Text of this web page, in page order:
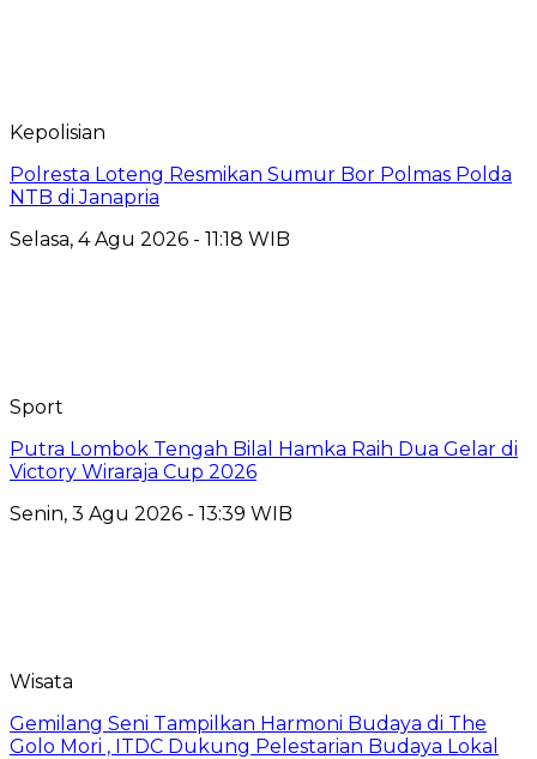
Kepolisian
Polresta Loteng Resmikan Sumur Bor Polmas Polda
NTB di Janapria
Selasa, 4 Agu 2026 - 11:18 WIB
Sport
Putra Lombok Tengah Bilal Hamka Raih Dua Gelar di
Victory Wiraraja Cup 2026
Senin, 3 Agu 2026 - 13:39 WIB
Wisata
Gemilang Seni Tampilkan Harmoni Budaya di The
Golo Mori , ITDC Dukung Pelestarian Budaya Lokal